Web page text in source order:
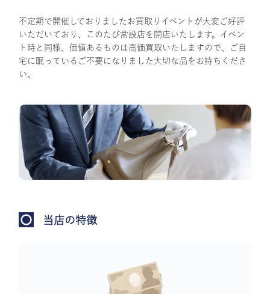
不定期で開催しておりましたお買取りイベントが大変ご好評
いただいており、このたび常設店を開店いたします。イベン
ト時と同様、価値あるものは高価買取いたしますので、ご自
宅に眠っているご不要になりました大切な品をお持ちくださ
い。
当店の特徴